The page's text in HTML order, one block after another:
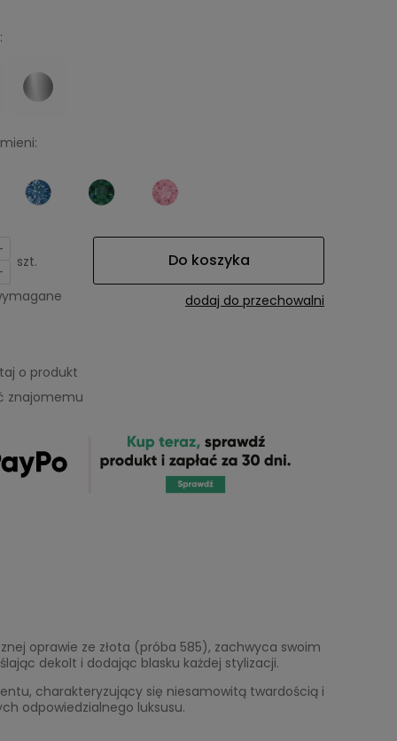
szt. Do koszyka
dodaj do przechowalni
o produkt
znajomemu
oprawie ze złota (próba 585), zachwyca swoim
dekolt i dodając blasku każdej stylizacji.
charakteryzujący się niesamowitą twardością i
odpowiedzialnego luksusu.